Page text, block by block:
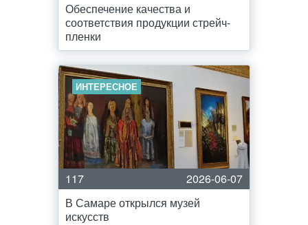
Обеспечение качества и
соответствия продукции стрейч-
пленки
ИНТЕРЕСНОЕ
117
2026-06-07
В Самаре открылся музей
искусств